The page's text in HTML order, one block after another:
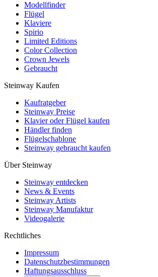
Modellfinder
Flügel
Klaviere
Spirio
Limited Editions
Color Collection
Crown Jewels
Gebraucht
Steinway Kaufen
Kaufratgeber
Steinway Preise
Klavier oder Flügel kaufen
Händler finden
Flügelschablone
Steinway gebraucht kaufen
Über Steinway
Steinway entdecken
News & Events
Steinway Artists
Steinway Manufaktur
Videogalerie
Rechtliches
Impressum
Datenschutzbestimmungen
Haftungsausschluss